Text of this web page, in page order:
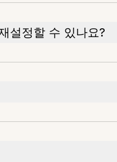
설정할 수 있나요?